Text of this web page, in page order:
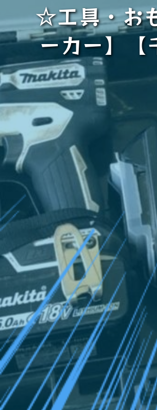
☆工具・お
ーカー】